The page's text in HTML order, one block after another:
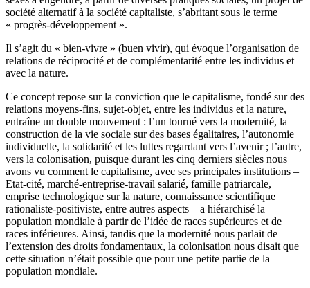
société alternatif à la société capitaliste, s’abritant sous le terme
« progrès-développement ».
Il s’agit du « bien-vivre » (buen vivir), qui évoque l’organisation de
relations de réciprocité et de complémentarité entre les individus et
avec la nature.
Ce concept repose sur la conviction que le capitalisme, fondé sur des
relations moyens-fins, sujet-objet, entre les individus et la nature,
entraîne un double mouvement : l’un tourné vers la modernité, la
construction de la vie sociale sur des bases égalitaires, l’autonomie
individuelle, la solidarité et les luttes regardant vers l’avenir ; l’autre,
vers la colonisation, puisque durant les cinq derniers siècles nous
avons vu comment le capitalisme, avec ses principales institutions –
Etat-cité, marché-entreprise-travail salarié, famille patriarcale,
emprise technologique sur la nature, connaissance scientifique
rationaliste-positiviste, entre autres aspects – a hiérarchisé la
population mondiale à partir de l’idée de races supérieures et de
races inférieures. Ainsi, tandis que la modernité nous parlait de
l’extension des droits fondamentaux, la colonisation nous disait que
cette situation n’était possible que pour une petite partie de la
population mondiale.